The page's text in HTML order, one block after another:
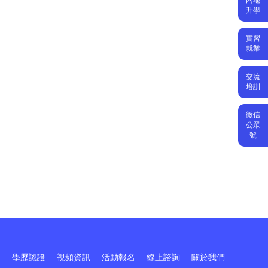
學歷認證 視頻資訊 活動報名 線上諮詢 關於我們
升學
實習
就業
交流
培訓
微信
公眾
號